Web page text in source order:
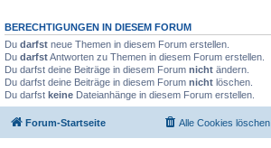
BERECHTIGUNGEN IN DIESEM FORUM
Du darfst neue Themen in diesem Forum erstellen.
Du darfstAntworten zu Themen in diesem Forum erstellen.
Du darfst deine Beiträge in diesem Forum nicht ändern.
Du darfst deine Beiträge in diesem Forum nicht löschen.
Du darfst keine Dateianhänge in diesem Forum erstellen.
Forum-Startseite Alle Cookies löschen